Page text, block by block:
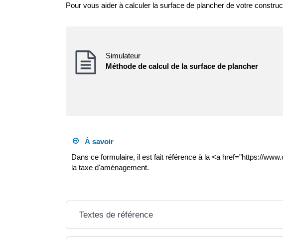
Pour vous aider à calculer la surface de plancher de votre
Simulateur
Méthode de calcul de la surface de plancher
À savoir
Dans ce formulaire, il est fait référence à la <a href="https://
la taxe d'aménagement.
Textes de référence